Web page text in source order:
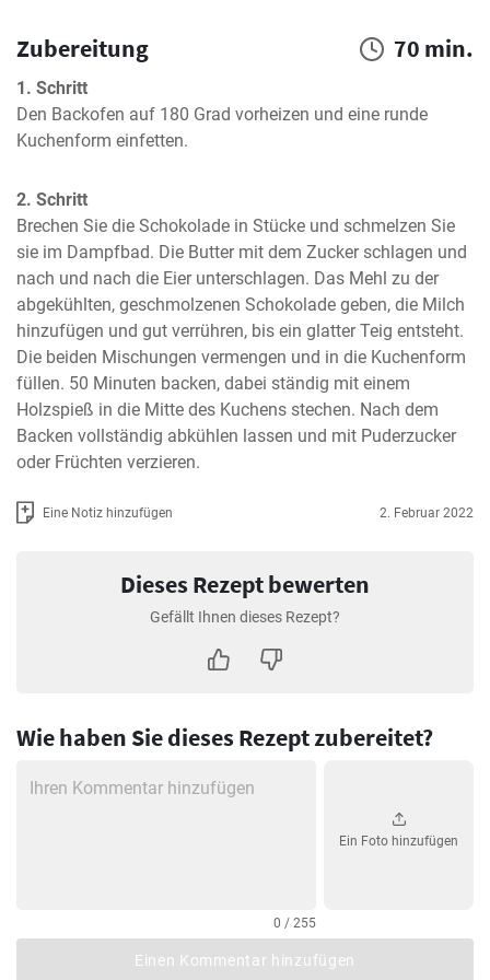
Zubereitung 70 min.
1. Schritt
Den Backofen auf 180 Grad vorheizen und eine runde
Kuchenform einfetten.
2. Schritt
Brechen Sie die Schokolade in Stücke und schmelzen Sie
sie im Dampfbad. Die Butter mit dem Zucker schlagen und
nach und nach die Eier unterschlagen. Das Mehl zu der
abgekühlten, geschmolzenen Schokolade geben, die Milch
hinzufügen und gut verrühren, bis ein glatter Teig entsteht.
Die beiden Mischungen vermengen und in die Kuchenform
füllen. 50 Minuten backen, dabei ständig mit einem
Holzspieß in die Mitte des Kuchens stechen. Nach dem
Backen vollständig abkühlen lassen und mit Puderzucker
oder Früchten verzieren.
Eine Notiz hinzufügen 2. Februar 2022
Dieses Rezept bewerten
Gefällt Ihnen dieses Rezept?
Wie haben Sie dieses Rezept zubereitet?
0 / 255
Ein Foto hinzufügen
Einen Kommentar hinzufügen